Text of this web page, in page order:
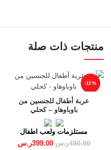
منتجات ذات صلة
-11%
عربة أطفال للجنسين من
باوباوهاو – كحلي
مستلزمات ولعب اطفال
450.00ر.س 399.00ر.س